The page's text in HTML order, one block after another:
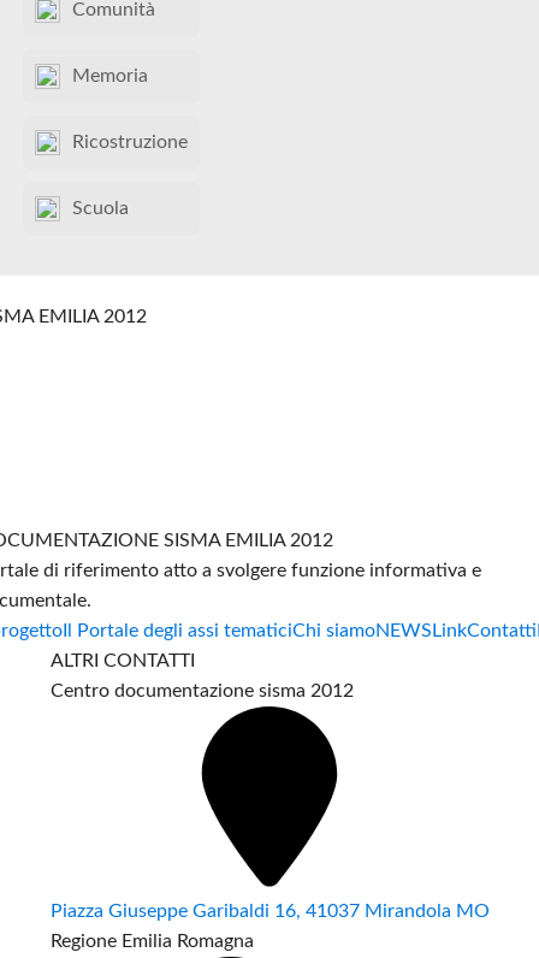
Comunità
Memoria
Ricostruzione
Scuola
EMILIA 2012
SISMA EMILIA 2012
di riferimento atto a svolgere funzione informativa e
Il Portale degli assi tematiciChi siamoNEWS LinkContatti
ALTRI CONTATTI
Centro documentazione sisma 2012
Piazza Giuseppe Garibaldi 16, 41037 Mirandola MO
Regione Emilia Romagna